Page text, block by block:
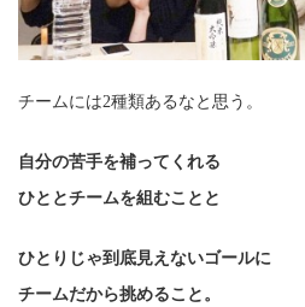
チームには2種類あるなと思う。
自分の苦手を補ってくれる
ひととチームを組むことと
ひとりじゃ到底見えないゴールに
チームだから挑めること。